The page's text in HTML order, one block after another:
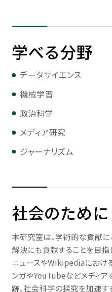
学べる分野
データサイエンス
機械学習
政治科学
メディア研究
ジャーナリズム
社会のために
本研究室は、学術的な貢献に
解決にも貢献することを目指
ニュースやWikipediaにおけ
ンガやYouTubeなどメディ
跡、社会科学の探究を加速